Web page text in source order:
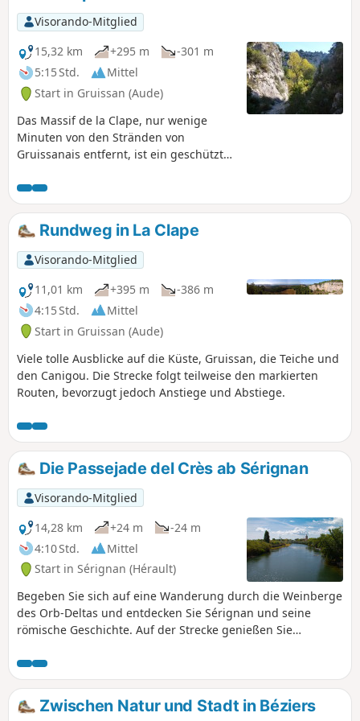
Visorando-Mitglied
15,32 km
+295 m
-301 m
5:15 Std.
Mittel
Start in Gruissan (Aude)
Das Massif de la Clape, nur wenige
Minuten von den Stränden von
Gruissanais entfernt, ist ein geschützter
Entdeckungsroute schlängelt sich durch
die Weinberge dieses berühmten
Terroirs zwischen wilden Kalksteinfelsen
und engen Canyons hindurch, in denen
Kermeseichen und Aleppo-Kiefern die
Landschaft teilen. Schließlich bieten La
Vigie und die Chapelle des Auzils den
Wanderern zwei außergewöhnliche
Aussichtspunkte auf die Küste... und
weit darüber hinaus.
Rundweg in La Clape
Visorando-Mitglied
11,01 km
+395 m
-386 m
4:15 Std.
Mittel
Start in Gruissan (Aude)
Viele tolle Ausblicke auf die Küste, Gruissan, die Teiche und
den Canigou. Die Strecke folgt teilweise den markierten
Routen, bevorzugt jedoch Anstiege und Abstiege.
Die Passejade del Crès ab Sérignan
Visorando-Mitglied
14,28 km
+24 m
-24 m
4:10 Std.
Mittel
Start in Sérignan (Hérault)
Begeben Sie sich auf eine Wanderung durch die Weinberge
des Orb-Deltas und entdecken Sie Sérignan und seine
römische Geschichte. Auf der Strecke genießen Sie
das außergewöhnliche Kulturerbe der Stadt mit ihrer
Stiftskirche, ihren Winzerhäusern und ihrem Museum für
zeitgenössische Kunst.
Zwischen Natur und Stadt in Béziers